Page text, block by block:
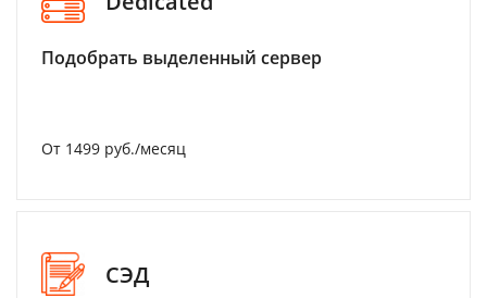
Подобрать выделенный сервер
От 1499 руб./месяц
СЭД